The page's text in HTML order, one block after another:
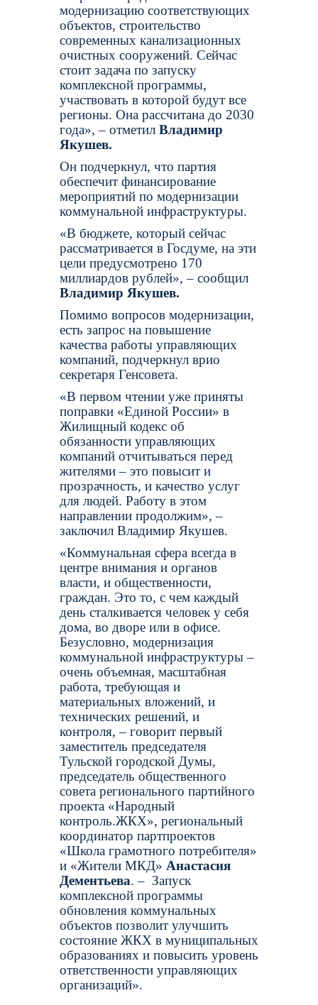
модернизацию соответствующих
объектов, строительство
современных канализационных
очистных сооружений. Сейчас
стоит задача по запуску
комплексной программы,
участвовать в которой будут все
регионы. Она рассчитана до 2030
года», – отметил Владимир
Якушев.
Он подчеркнул, что партия
обеспечит финансирование
мероприятий по модернизации
коммунальной инфраструктуры.
«В бюджете, который сейчас
рассматривается в Госдуме, на эти
цели предусмотрено 170
миллиардов рублей», – сообщил
Владимир Якушев.
Помимо вопросов модернизации,
есть запрос на повышение
качества работы управляющих
компаний, подчеркнул врио
секретаря Генсовета.
«В первом чтении уже приняты
поправки «Единой России» в
Жилищный кодекс об
обязанности управляющих
компаний отчитываться перед
жителями – это повысит и
прозрачность, и качество услуг
для людей. Работу в этом
направлении продолжим», –
заключил Владимир Якушев.
«Коммунальная сфера всегда в
центре внимания и органов
власти, и общественности,
граждан. Это то, с чем каждый
день сталкивается человек у себя
дома, во дворе или в офисе.
Безусловно, модернизация
коммунальной инфраструктуры –
очень объемная, масштабная
работа, требующая и
материальных вложений, и
технических решений, и
контроля, – говорит первый
заместитель председателя
Тульской городской Думы,
председатель общественного
совета регионального партийного
проекта «Народный
контроль.ЖКХ», региональный
координатор партпроектов
«Школа грамотного потребителя»
и «Жители МКД» Анастасия
Дементьева. – Запуск
комплексной программы
обновления коммунальных
объектов позволит улучшить
состояние ЖКХ в муниципальных
образованиях и повысить уровень
ответственности управляющих
организаций».